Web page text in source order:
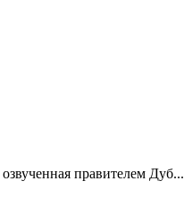
правителем Дуб...